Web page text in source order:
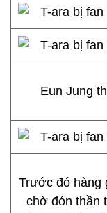
Eun Jung
Trước đó hàng
chờ đón thần